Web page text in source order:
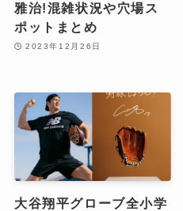
雅治!混雑状況や穴場ス
ポットまとめ
2023年12月26日
大谷翔平グローブ全小学